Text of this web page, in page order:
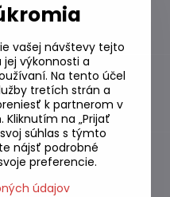
vašej návštevy tejto
jej výkonnosti a
Na tento účel
tretích strán a
k partnerom v
Kliknutím na „Prijať
súhlas s týmto
nájsť podrobné
preferencie.
údajov